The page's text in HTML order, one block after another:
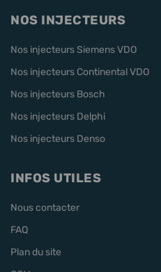
NOS INJECTEURS
Nos injecteurs Siemens VDO
Nos injecteurs Continental VDO
Nos injecteurs Bosch
Nos injecteurs Delphi
Nos injecteurs Denso
INFOS UTILES
Nous contacter
FAQ
Plan du site